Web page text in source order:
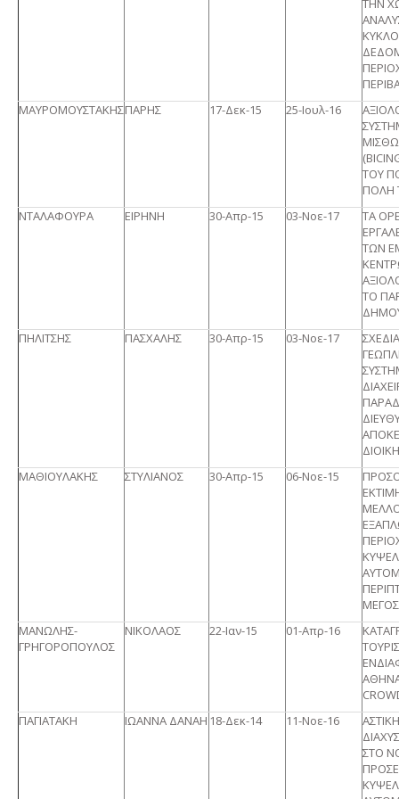
ΤΗΝ
ΜΑΥΡΟΜΟΥΣΤΑΚΗΣΠΑΡΗΣ 17-Δεκ-15 25-Ιουλ-16
ΤΟΥ
ΠΟΛΗ
ΝΤΑΛΑΦΟΥΡΑ
ΕΙΡΗΝΗ 30-Απρ-15 03-Νοε-17
TA
ΤΩΝ
ΤΟ
ΠΗΛΙΤΣΗΣ
ΠΑΣΧΑΛΗΣ 30-Απρ-15 03-Νοε-17
ΜΑΘΙΟΥΛΑΚΗΣ
ΣΤΥΛΙΑΝΟΣ 30-Απρ-15 06-Νοε-15
ΜΑΝΩΛΗΣ-
ΓΡΗΓΟΡΟΠΟΥΛΟΣ
ΝΙΚΟΛΑΟΣ 22-Ιαν-15 01-Απρ-16
ΠΑΓΙΑΤΑΚΗ
ΙΩΑΝΝΑ ΔΑΝΑΗ 18-Δεκ-14 11-Νοε-16
ΣΤΟ